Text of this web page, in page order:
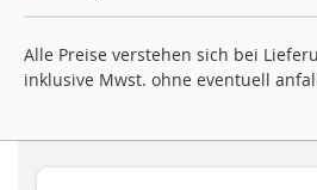
Alle Preise verstehen sich bei
inklusive Mwst. ohne eventuell